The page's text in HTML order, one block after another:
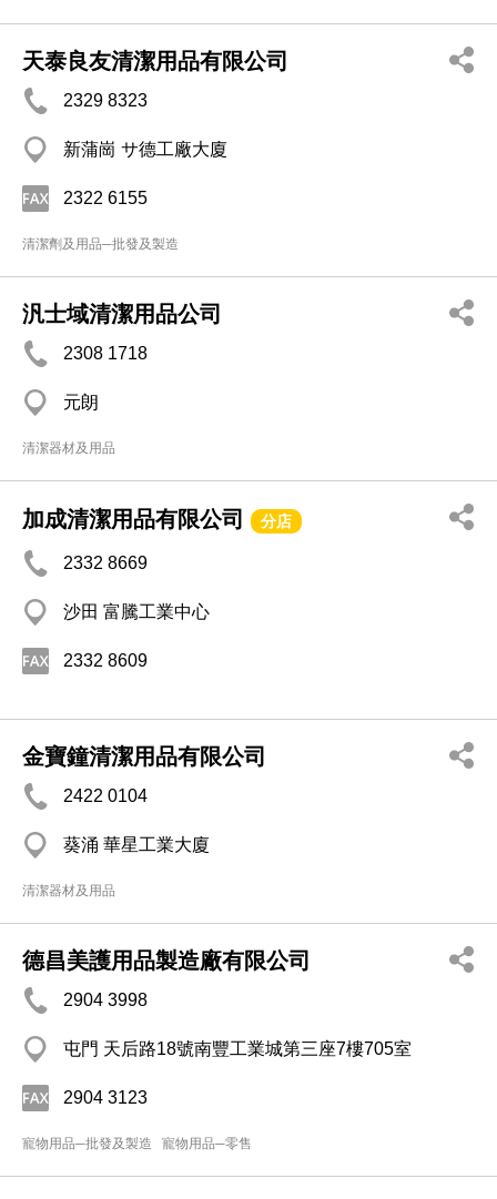
天泰良友清潔用品有限公司
2329 8323
新蒲崗 サ德工廠大廈
2322 6155
清潔劑及用品─批發及製造
汎士域清潔用品公司
2308 1718
元朗
清潔器材及用品
加成清潔用品有限公司 分店
2332 8669
沙田 富騰工業中心
2332 8609
金寶鐘清潔用品有限公司
2422 0104
葵涌 華星工業大廈
清潔器材及用品
德昌美護用品製造廠有限公司
2904 3998
屯門 天后路18號南豐工業城第三座7樓705室
2904 3123
寵物用品─批發及製造 寵物用品─零售